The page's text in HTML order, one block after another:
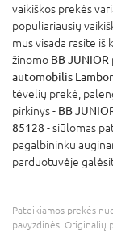
vaikiškos prekės
populiariausių
mus visada rasite iš
žinomo BB JUNIOR
automobilis
tėvelių prekė,
pirkinys - BB
85128 - siūlomas
pagalbininku
parduotuvėje
Pateikiamos prekės
pavyzdinės. Originalių